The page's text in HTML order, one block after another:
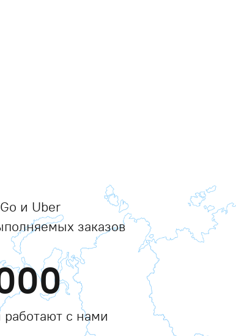
и Uber
заказов
работают с нами